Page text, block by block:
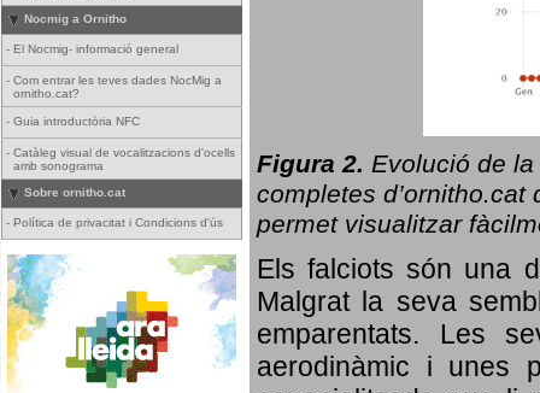
Nocmig a Ornitho
- El Nocmig- informació general
- Com entrar les teves dades NocMig a
ornitho.cat?
- Guia introductòria NFC
- Catàleg visual de vocalitzacions d'ocells
amb sonograma
Sobre ornitho.cat
- Política de privacitat i Condicions d'ús
Figura 2. Evolució de la
completes d’ornitho.cat
permet visualitzar
Els falciots són una
Malgrat la seva
emparentats. Les
aerodinàmic i unes